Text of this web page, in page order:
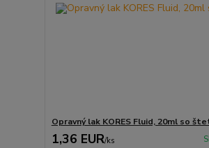
Opravný lak KORES Fluid, 20ml so
1,36 EUR/ks